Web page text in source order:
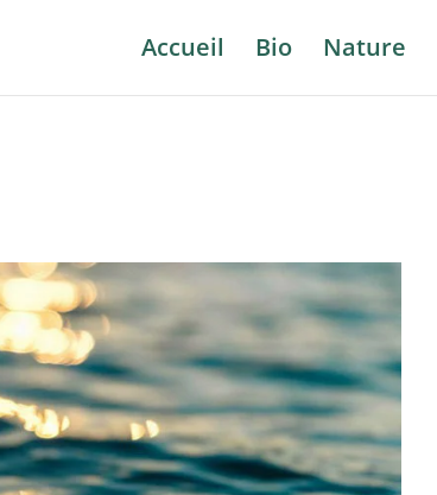
Accueil Bio Nature